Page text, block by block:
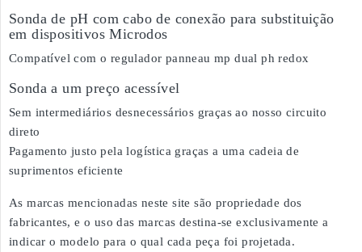
Sonda de pH com cabo de conexão para substituição
em dispositivos Microdos
Compatível com o regulador panneau mp dual ph redox
Sonda a um preço acessível
Sem intermediários desnecessários graças ao nosso circuito
direto
Pagamento justo pela logística graças a uma cadeia de
suprimentos eficiente
As marcas mencionadas neste site são propriedade dos
fabricantes, e o uso das marcas destina-se exclusivamente a
indicar o modelo para o qual cada peça foi projetada.